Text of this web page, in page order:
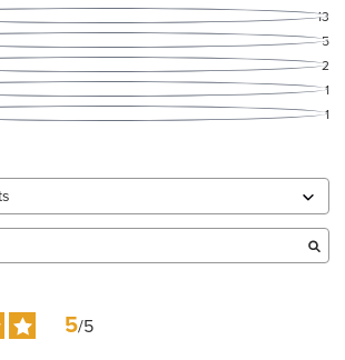
13
5
2
1
1
5/5